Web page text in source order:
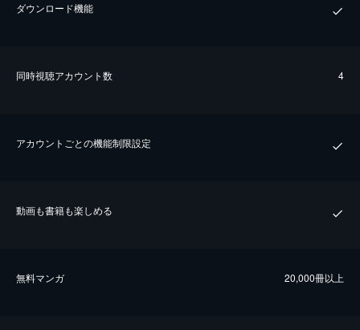
ダウンロード機能
同時視聴アカウント数 4
アカウントごとの機能制限設定
動画も書籍も楽しめる
無料マンガ 20,000冊以上